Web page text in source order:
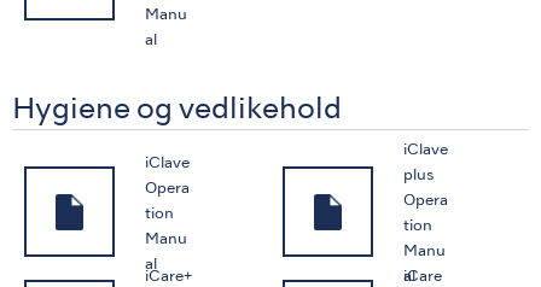
Manu
al
Hygiene og vedlikehold
iClave
Opera
tion
Manu
al
iClave
plus
Opera
tion
Manu
al
iCare+
iCare